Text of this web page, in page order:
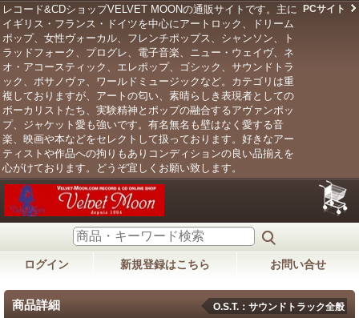
レコード&CDショップVELVET MOONの通販サイトです。主に
イギリス・フランス・ドイツを中心にアートロック、ドリーム
ポップ、女性ヴォーカル、フレンチポップス、シャンソン、ト
ラッドフォーク、プログレ、電子音楽、ニュー・ウェイヴ、ネ
オ・アコースティック、エレポップ、ゴシック、サウンドトラ
ック、ボサノヴァ、ワールドミュージックなど。カテゴリは重
複しておりますが、アートの匂い、素晴らしき表現者としての
ボーカリストたち、実験精神とポップの融合するアヴァンポッ
プ、ジャケット愛も強いです。有名無名も壁はなく愛する音
楽、映画や本などをセレクトして扱っております。好きなアー
ティストや作品への拘りもありコンディションの良い品揃えを
心がけております。どうぞ宜しくお願い致します。
PCサイト
ログイン 新規登録はこちら お問い合せ
商品詳細 O.S.T.：サウンドトラック全般